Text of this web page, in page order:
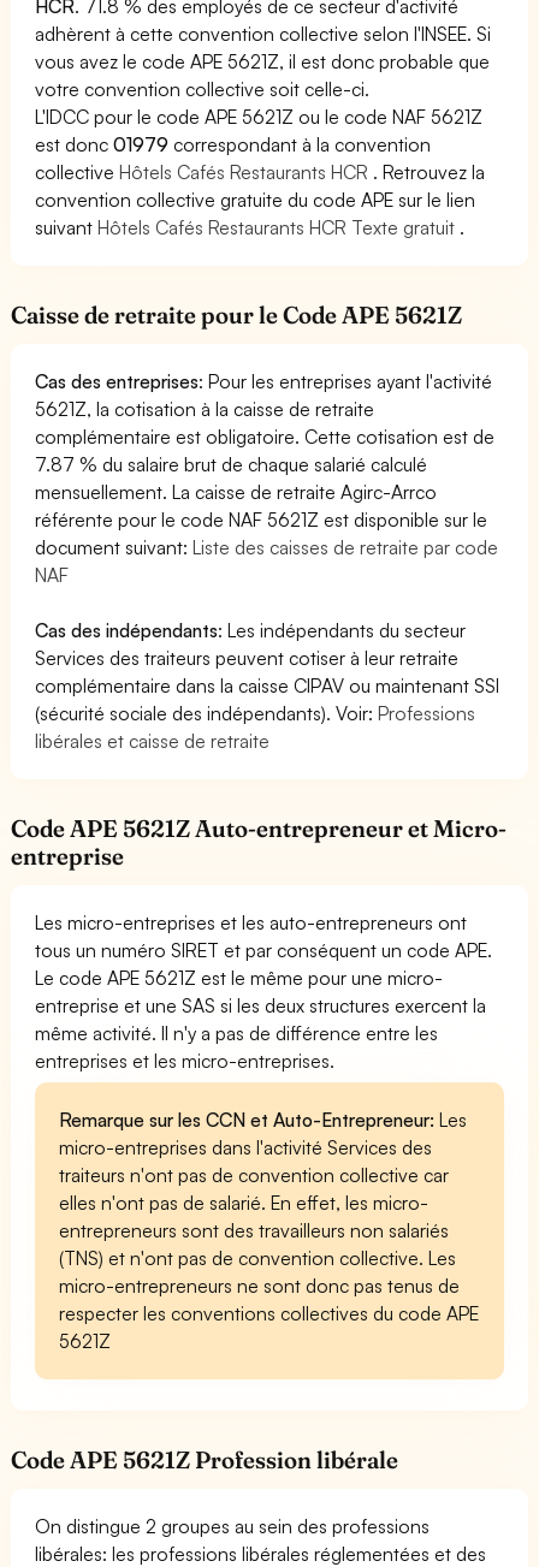
HCR. 71.8 % des employés de ce secteur d'activité
adhèrent à cette convention collective selon l'INSEE. Si
vous avez le code APE 5621Z, il est donc probable que
votre convention collective soit celle-ci.
L'IDCC pour le code APE 5621Z ou le code NAF 5621Z
est donc01979 correspondant à la convention
collectiveHôtels Cafés Restaurants HCR . Retrouvez la
convention collective gratuite du code APE sur le lien
suivantHôtels Cafés Restaurants HCR Texte gratuit .
Caisse de retraite pour le Code APE 5621Z
Cas des entreprises: Pour les entreprises ayant l'activité
5621Z, la cotisation à la caisse de retraite
complémentaire est obligatoire. Cette cotisation est de
7.87 % du salaire brut de chaque salarié calculé
mensuellement. La caisse de retraite Agirc-Arrco
référente pour le code NAF 5621Z est disponible sur le
document suivant:Liste des caisses de retraite par code
NAF
Cas des indépendants: Les indépendants du secteur
Services des traiteurs peuvent cotiser à leur retraite
complémentaire dans la caisse CIPAV ou maintenant SSI
(sécurité sociale des indépendants). Voir:Professions
libérales et caisse de retraite
Code APE 5621Z Auto-entrepreneur et Micro-
entreprise
Les micro-entreprises et les auto-entrepreneurs ont
tous un numéro SIRET et par conséquent un code APE.
Le code APE 5621Z est le même pour une micro-
entreprise et une SAS si les deux structures exercent la
même activité. Il n'y a pas de différence entre les
entreprises et les micro-entreprises.
Remarque sur les CCN et Auto-Entrepreneur: Les
micro-entreprises dans l'activité Services des
traiteurs n'ont pas de convention collective car
elles n'ont pas de salarié. En effet, les micro-
entrepreneurs sont des travailleurs non salariés
(TNS) et n'ont pas de convention collective. Les
micro-entrepreneurs ne sont donc pas tenus de
respecter les conventions collectives du code APE
5621Z
Code APE 5621Z Profession libérale
On distingue 2 groupes au sein des professions
libérales: les professions libérales réglementées et des